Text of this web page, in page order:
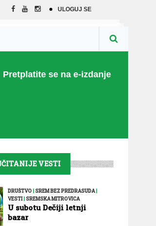
ULOGUJ SE
Pretplatite se na e-izdanje
VESTI
DRUŠTVO|SREM BEZ PREDRASUDA|
VESTI|SREMSKA MITROVICA
U subotu Dečiji letnji
bazar